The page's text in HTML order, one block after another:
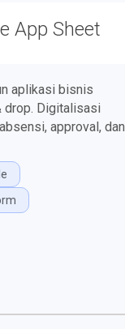
App Sheet
aplikasi bisnis
drop. Digitalisasi
approval, dan